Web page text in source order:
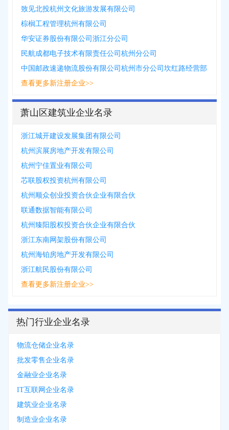
致见北投杭州文化旅游发展有限公司
棕榈工程管理杭州有限公司
华安证券股份有限公司浙江分公司
民航成都电子技术有限责任公司杭州分公司
中国邮政速递物流股份有限公司杭州市分公司坎红路经营部
查看更多新注册企业>>
萧山区建筑业企业名录
浙江城开建设发展集团有限公司
杭州滨展房地产开发有限公司
杭州宁佳置业有限公司
芯联股权投资杭州有限公司
杭州顺众创业投资合伙企业有限合伙
联通数据智能有限公司
杭州臻阳股权投资合伙企业有限合伙
浙江东南网架股份有限公司
杭州海铂房地产开发有限公司
浙江航民股份有限公司
查看更多新注册企业>>
热门行业企业名录
物流仓储企业名录
批发零售企业名录
金融业企业名录
IT互联网企业名录
建筑业企业名录
制造业企业名录